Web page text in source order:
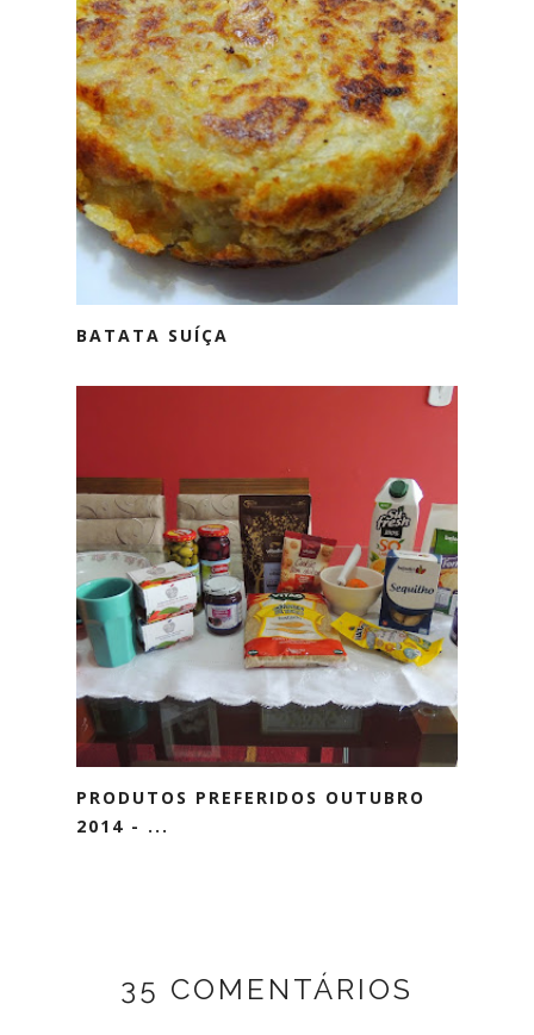
BATATA SUÍÇA
PRODUTOS PREFERIDOS OUTUBRO
2014 - ...
35 COMENTÁRIOS